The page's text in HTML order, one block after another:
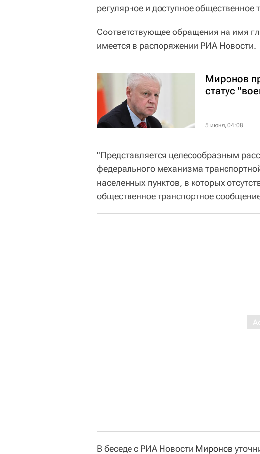
регулярное и доступное общественное
Соответствующее обращения на имя
имеется в распоряжении РИА Новости.
Миронов
статус
5 июня, 04:08
"Представляется целесообразным
федерального механизма
населенных пунктов, в которых
общественное транспортное
В беседе с РИА Новости Миронов